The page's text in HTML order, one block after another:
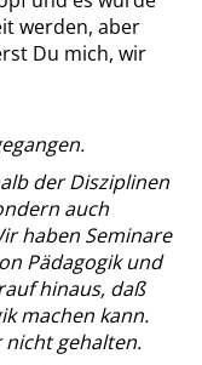
werden, aber
Du mich, wir
der Disziplinen
auch
haben Seminare
Pädagogik und
hinaus, daß
machen kann.
nicht gehalten.